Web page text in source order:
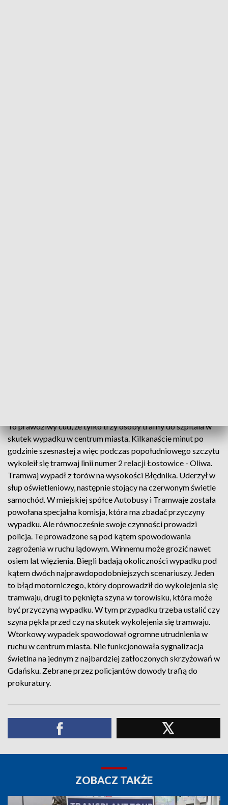
To prawdziwy cud, że tylko trzy osoby trafiły do szpitala w
skutek wypadku w centrum miasta. Kilkanaście minut po
godzinie szesnastej a więc podczas popołudniowego szczytu
wykoleił się tramwaj linii numer 2 relacji Łostowice - Oliwa.
Tramwaj wypadł z torów na wysokości Błędnika. Uderzył w
słup oświetleniowy, następnie stojący na czerwonym świetle
samochód. W miejskiej spółce Autobusy i Tramwaje została
powołana specjalna komisja, która ma zbadać przyczyny
wypadku. Ale równocześnie swoje czynności prowadzi
policja. Te prowadzone są pod kątem spowodowania
zagrożenia w ruchu lądowym. Winnemu może grozić nawet
osiem lat więzienia. Biegli badają okoliczności wypadku pod
kątem dwóch najprawdopodobniejszych scenariuszy. Jeden
to błąd motorniczego, który doprowadził do wykolejenia się
tramwaju, drugi to pęknięta szyna w torowisku, która może
być przyczyną wypadku. W tym przypadku trzeba ustalić czy
szyna pękła przed czy na skutek wykolejenia się tramwaju.
Wtorkowy wypadek spowodował ogromne utrudnienia w
ruchu w centrum miasta. Nie funkcjonowała sygnalizacja
świetlna na jednym z najbardziej zatłoczonych skrzyżowań w
Gdańsku. Zebrane przez policjantów dowody trafią do
prokuratury.
ZOBACZ TAKŻE